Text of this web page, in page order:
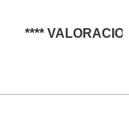
****